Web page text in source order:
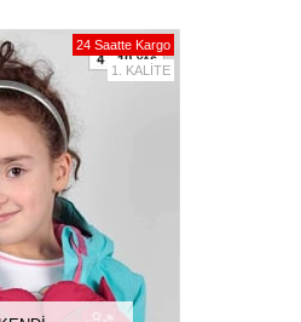
24 Saatte Kargo
1. KALİTE